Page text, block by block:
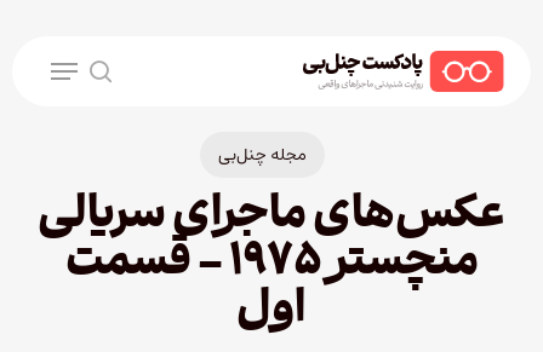
search
Menu
مجله چنل‌بی
عکس‌های ماجرای سریالی
منچستر ۱۹۷۵ – قسمت
اول